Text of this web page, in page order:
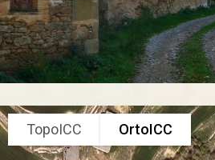
TopoICC OrtoICC